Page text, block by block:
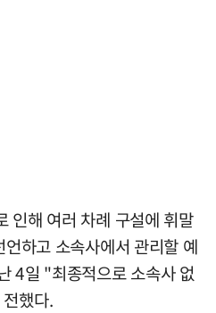
인해 여러 차례 구설에 휘말
하고 소속사에서 관리할 예
4일 "최종적으로 소속사 없
했다.